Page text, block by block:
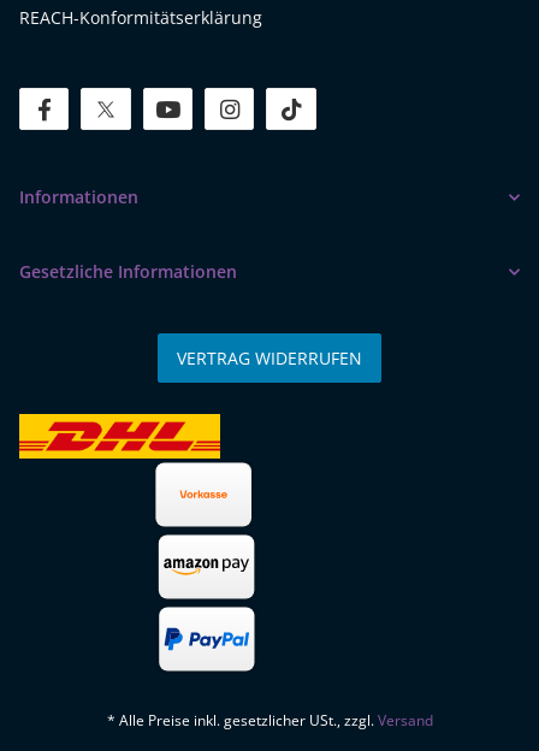
REACH-Konformitätserklärung
facebooktwitteryoutube instagram
Informationen
Gesetzliche Informationen
VERTRAG WIDERRUFEN
* Alle Preise inkl. gesetzlicher USt., zzgl.Versand